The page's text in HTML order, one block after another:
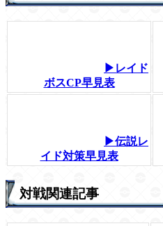
▶レイド
ボスCP早見表
▶伝説レ
イド対策早見表
対戦関連記事